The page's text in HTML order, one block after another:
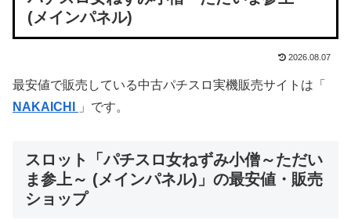
(メインパネル)
2026.08.07
最安値で販売している中古パチスロ実機販売サイトは「
NAKAICHI
」です。
スロット「パチスロ女ねずみ小僧～ただい
ま参上～ (メインパネル)」の最安値・販売
ショップ